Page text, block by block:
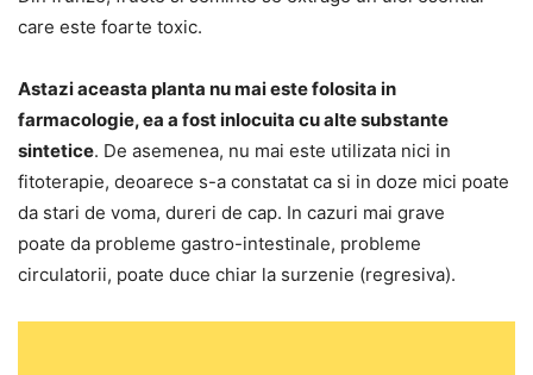
care este foarte toxic.
Astazi aceasta planta nu mai este folosita in
farmacologie, ea a fost inlocuita cu alte substante
sintetice. De asemenea, nu mai este utilizata nici in
fitoterapie, deoarece s-a constatat ca si in doze mici poate
da stari de voma, dureri de cap. In cazuri mai grave
poate da probleme gastro-intestinale, probleme
circulatorii, poate duce chiar la surzenie (regresiva).